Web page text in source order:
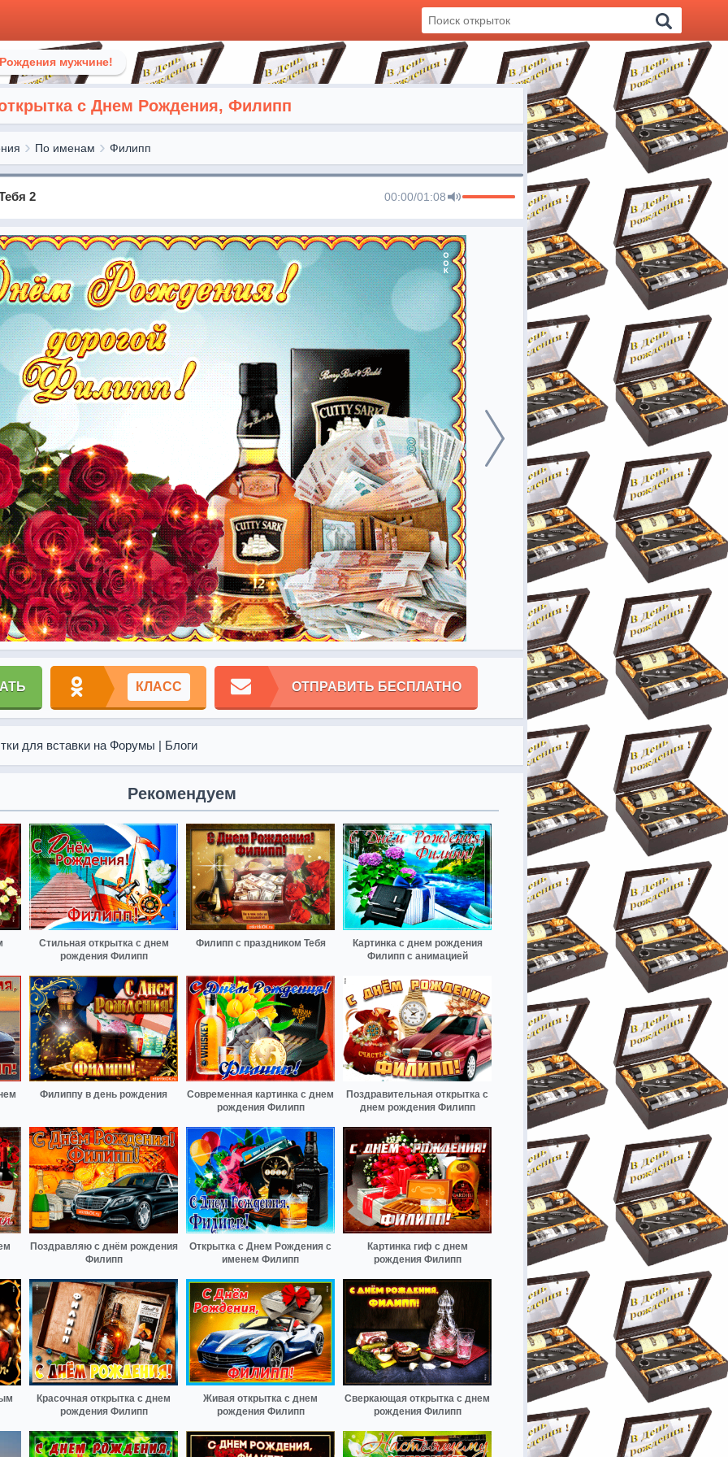
мужчине!
с Днем Рождения, Филипп
По именам Филипп
2 00:00/01:08
КЛАСС ОТПРАВИТЬ БЕСПЛАТНО
для вставки на Форумы | Блоги
Рекомендуем
Стильная открытка с днем
рождения Филипп
Филипп с праздником Тебя
Картинка с днем рождения
Филипп с анимацией
Филиппу в день рождения
Современная картинка с днем
рождения Филипп
Поздравительная открытка с
днем рождения Филипп
Поздравляю с днём рождения
Филипп
Открытка с Днем Рождения с
именем Филипп
Картинка гиф с днем
рождения Филипп
Красочная открытка с днем
рождения Филипп
Живая открытка с днем
рождения Филипп
Сверкающая открытка с днем
рождения Филипп